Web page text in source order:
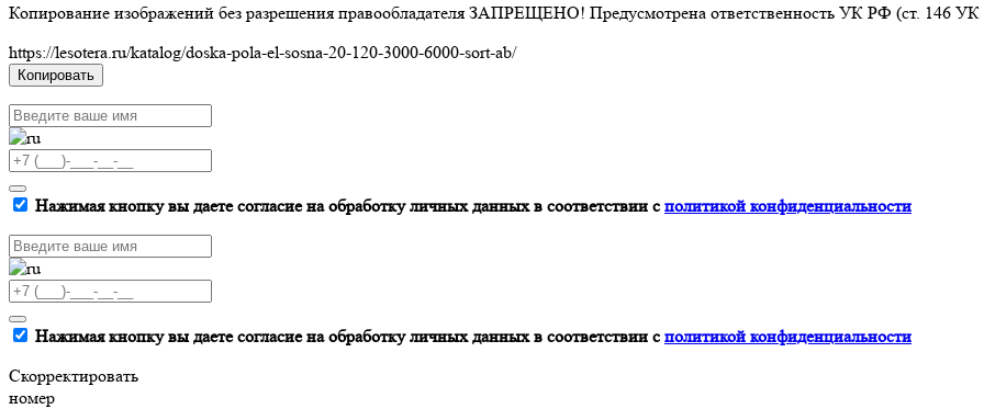
Копирование изображений без разрешения правообладателя ЗАПРЕЩЕНО! Предусмотрена ответственность УК РФ (ст. 146
https://lesotera.ru/katalog/doska-pola-el-sosna-20-120-3000-6000-sort-ab/
Копировать
Нажимая кнопку вы даете согласие на обработку личных данных в соответствии сполитикой конфиденциальности
Нажимая кнопку вы даете согласие на обработку личных данных в соответствии сполитикой конфиденциальности
Скорректировать
номер